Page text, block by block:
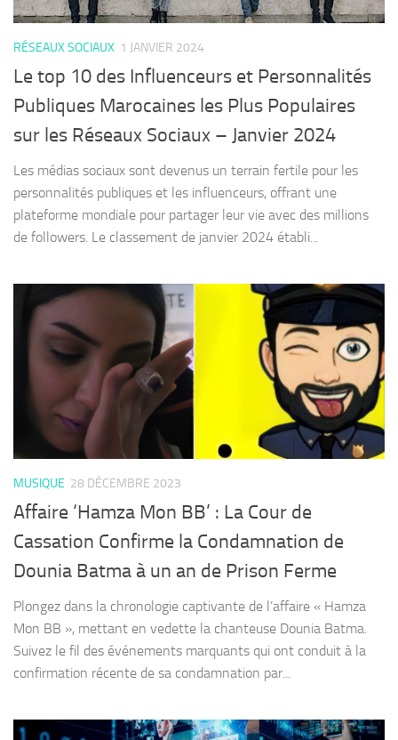
RÉSEAUX SOCIAUX 1 JANVIER 2024
Le top 10 des Influenceurs et Personnalités
Publiques Marocaines les Plus Populaires
sur les Réseaux Sociaux – Janvier 2024
Les médias sociaux sont devenus un terrain fertile pour les
personnalités publiques et les influenceurs, offrant une
plateforme mondiale pour partager leur vie avec des millions
de followers. Le classement de janvier 2024 établi...
MUSIQUE 28 DÉCEMBRE 2023
Affaire ‘Hamza Mon BB’ : La Cour de
Cassation Confirme la Condamnation de
Dounia Batma à un an de Prison Ferme
Plongez dans la chronologie captivante de l’affaire « Hamza
Mon BB », mettant en vedette la chanteuse Dounia Batma.
Suivez le fil des événements marquants qui ont conduit à la
confirmation récente de sa condamnation par...